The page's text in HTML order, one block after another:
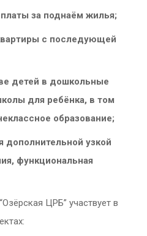
за поднаём жилья;
с последующей
детей в дошкольные
для ребёнка, в том
образование;
дополнительной узкой
функциональная
ЦРБ” участвует в